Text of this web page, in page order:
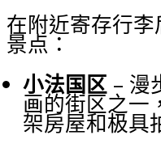
在附近寄存行
景点：
小法国区 – 漫
画的街区之一
架房屋和极具